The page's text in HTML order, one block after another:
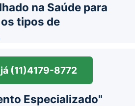
na Saúde para
tipos de
(11)4179-8772
Especializado"